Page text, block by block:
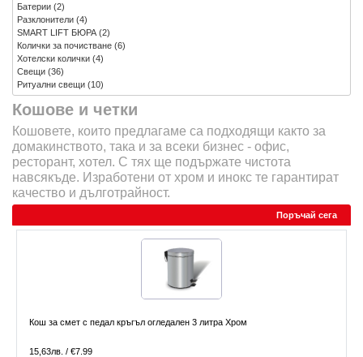
Кошове и четки
Кошовете, които предлагаме са подходящи както за
домакинството, така и за всеки бизнес - офис,
ресторант, хотел. С тях ще подържате чистота
навсякъде. Изработени от хром и инокс те гарантират
качество и дълготрайност.
Поръчай сега
Кош за смет с педал кръгъл огледален 3 литра Хром
15,63лв. / €7.99
Батерии (2)
Разклонители (4)
SMART LIFT БЮРА(2)
Колички за почистване (6)
Хотелски колички (4)
Свещи (36)
Ритуални свещи (10)